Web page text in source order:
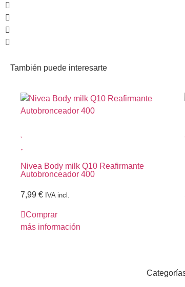
También puede interesarte
Nivea Body milk Q10 Reafirmante
Autobronceador 400
7,99 € IVA incl.
Comprar
más información